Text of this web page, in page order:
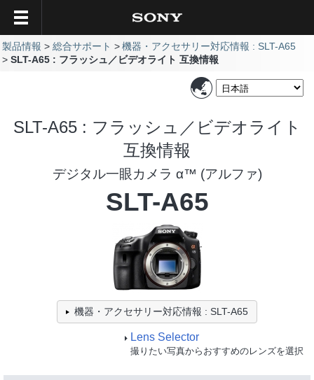
製品情報 総合サポート
機器・アクセサリー対応情報 : SLT-A65
SLT-A65 : フラッシュ／ビデオライト 互換情報
SLT-A65 : フラッシュ／ビデオライト
互換情報
デジタル一眼カメラ α™ (アルファ)
SLT-A65
機器・アクセサリー対応情報 : SLT-A65
Lens Selector
撮りたい写真からおすすめのレンズを選択